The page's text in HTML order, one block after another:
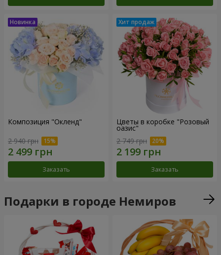
Композиция "Окленд"
2 940 грн
Заказать
Цветы в коробке "Розовый
оазис"
2 749 грн
Заказать
Подарки в городе Немиров